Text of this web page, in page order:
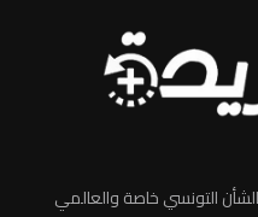
التونسي خاصة والعالمي